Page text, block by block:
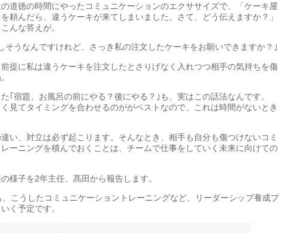
道徳の時間にやったコミュニケーションのエクササイズで、「ケーキ屋
頼んだら、違うケーキが来てしまいました。さて、どう伝えますか？」
んな答えが。
そうなんですけれど、さっき私の注文したケーキをお願いできますか？｣
提に私は違うケーキを注文したとさりげなく入れつつ相手の気持ちを傷
｢宿題、お風呂の前にやる？後にやる？｣も、実はこの話法なんです。
く見てタイミングを合わせるのががベストなので、これは時間がないとき
い、対立は必ず起こります。そんなとき、相手も自分も傷つけないコミ
ーニングを積んでおくことは、チームで仕事をしていく未来に向けての
様子を2年主任、髙田から報告します。
こうしたコミュニケーショントレーニングなど、リーダーシップ養成プ
く予定です。